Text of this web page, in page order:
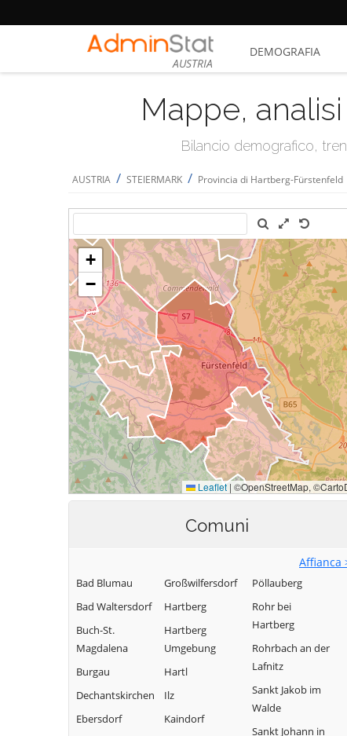
AUSTRIA
DEMOGRAFIA
Mappe,
Bilancio demografico,
AUSTRIA / STEIERMARK / Provincia di Hartberg-Fürstenfeld
Comuni
Affianca
Bad Blumau
Bad Waltersdorf
Buch-St.
Magdalena
Burgau
Dechantskirchen
Ebersdorf
Großwilfersdorf
Hartberg
Hartberg
Umgebung
Hartl
Ilz
Kaindorf
Pöllauberg
Rohr bei
Hartberg
Rohrbach an der
Lafnitz
Sankt Jakob im
Walde
Sankt Johann in